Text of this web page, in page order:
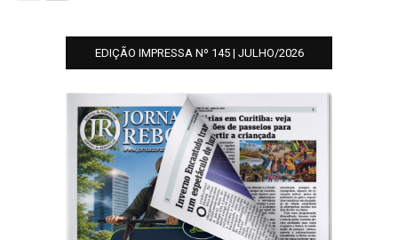
EDIÇÃO IMPRESSA Nº 145 | JULHO/2026